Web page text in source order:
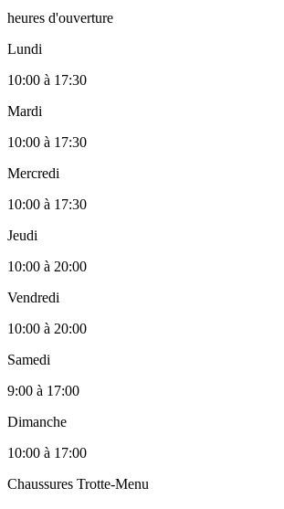
heures d'ouverture
Lundi
10:00 à 17:30
Mardi
10:00 à 17:30
Mercredi
10:00 à 17:30
Jeudi
10:00 à 20:00
Vendredi
10:00 à 20:00
Samedi
9:00 à 17:00
Dimanche
10:00 à 17:00
Chaussures Trotte-Menu